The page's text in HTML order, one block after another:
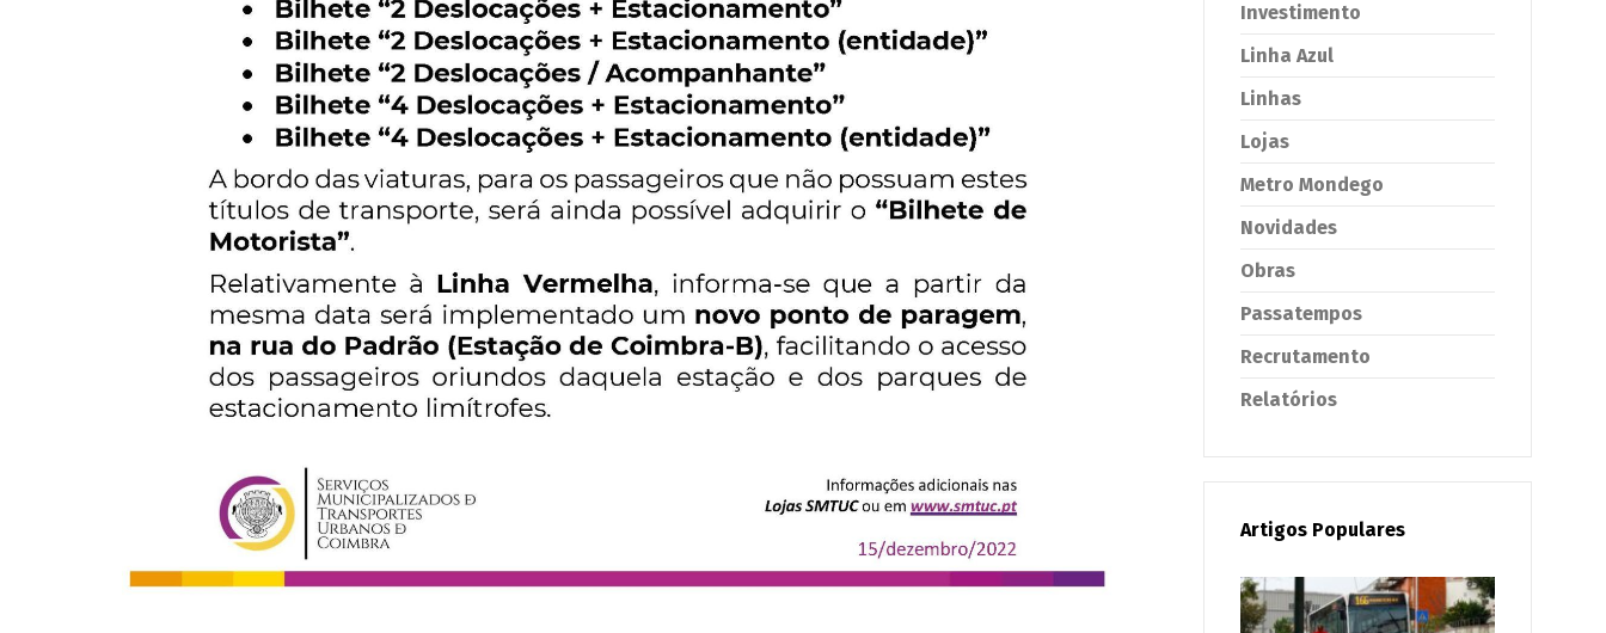
Investimento
Linha Azul
Linhas
Lojas
Metro Mondego
Novidades
Obras
Passatempos
Recrutamento
Relatórios
Artigos Populares